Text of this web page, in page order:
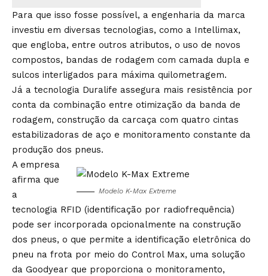
Para que isso fosse possível, a engenharia da marca
investiu em diversas tecnologias, como a Intellimax,
que engloba, entre outros atributos, o uso de novos
compostos, bandas de rodagem com camada dupla e
sulcos interligados para máxima quilometragem.
Já a tecnologia Duralife assegura mais resistência por
conta da combinação entre otimização da banda de
rodagem, construção da carcaça com quatro cintas
estabilizadoras de aço e monitoramento constante da
produção dos pneus.
Modelo K-Max Extreme
A empresa
afirma que
a
tecnologia RFID (identificação por radiofrequência)
pode ser incorporada opcionalmente na construção
dos pneus, o que permite a identificação eletrônica do
pneu na frota por meio do Control Max, uma solução
da Goodyear que proporciona o monitoramento,